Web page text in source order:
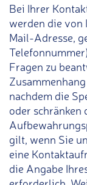
Bei Ihrer
werden die von
Mail-Adresse,
Fragen zu
nachdem die
oder schränken
gilt, wenn Sie
eine
die Angabe